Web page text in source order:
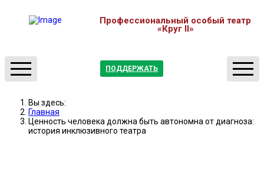
Профессиональный особый театр
«Круг II»
Отчеты
Новости
ПОДДЕРЖАТЬ
Мастерские
Вы здесь:
Главная
Ценность человека должна быть автономна от диагноза:
история инклюзивного театра